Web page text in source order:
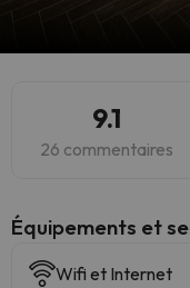
9.1
26 commentaires
​Équipements et
Wifi et Internet